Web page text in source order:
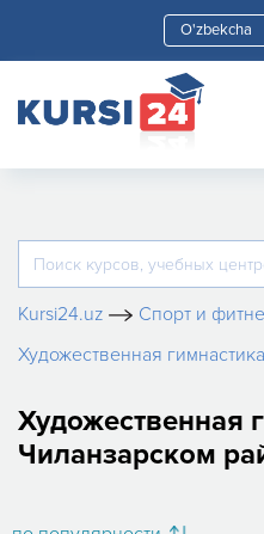
Kursi24.uz
Спорт и
​Художественная гимнастика
​Художественная
Чиланзарском